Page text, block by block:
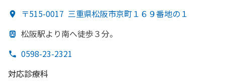
〒515-0017 三重県松阪市京町１６９番地の１
松阪駅より南へ徒歩３分。
0598-23-2321
対応診療科